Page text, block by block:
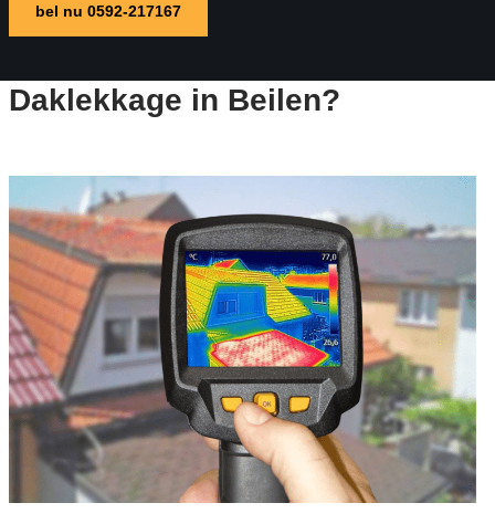
bel nu 0592-217167
Daklekkage in Beilen?